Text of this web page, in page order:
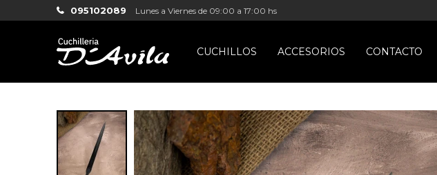
CUCHILLOS ACCESORIOS CONTACTO
095102089 Lunes a Viernes de 09:00 a 17:00 hs